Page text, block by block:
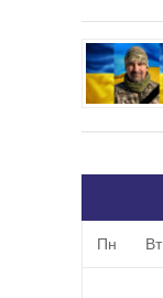
Пн Вт